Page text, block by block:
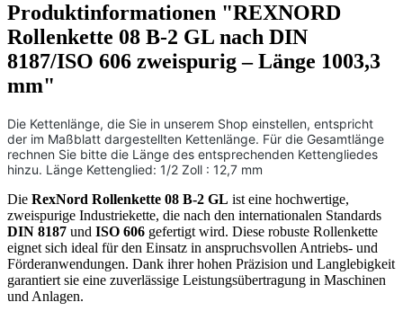
Produktinformationen "REXNORD
Rollenkette 08 B-2 GL nach DIN
8187/ISO 606 zweispurig – Länge 1003,3
mm"
Die Kettenlänge, die Sie in unserem Shop einstellen, entspricht
der im Maßblatt dargestellten Kettenlänge. Für die Gesamtlänge
rechnen Sie bitte die Länge des entsprechenden Kettengliedes
hinzu. Länge Kettenglied: 1/2 Zoll : 12,7 mm
Die RexNord Rollenkette 08 B-2 GL ist eine hochwertige,
zweispurige Industriekette, die nach den internationalen Standards
DIN 8187 und ISO 606 gefertigt wird. Diese robuste Rollenkette
eignet sich ideal für den Einsatz in anspruchsvollen Antriebs- und
Förderanwendungen. Dank ihrer hohen Präzision und Langlebigkeit
garantiert sie eine zuverlässige Leistungsübertragung in Maschinen
und Anlagen.